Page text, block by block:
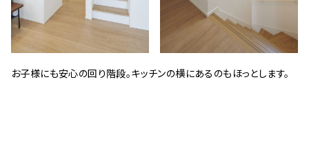
お子様にも安心の回り階段。キッチンの横にあるのもほっとします。